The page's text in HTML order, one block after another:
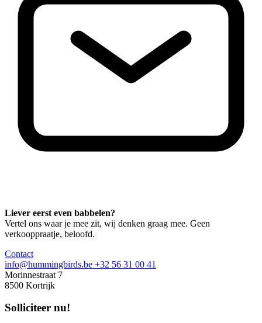
Liever eerst even babbelen?
Vertel ons waar je mee zit, wij denken graag mee. Geen
verkooppraatje, beloofd.
Contact
info@hummingbirds.be +32 56 31 00 41
Morinnestraat 7
8500 Kortrijk
Solliciteer nu!